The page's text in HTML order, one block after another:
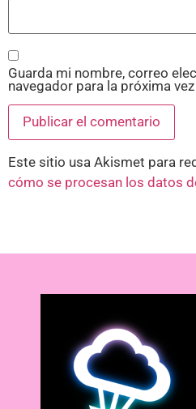
Guarda mi nombre, correo
navegador para la próxima
Este sitio usa Akismet para
cómo se procesan los datos